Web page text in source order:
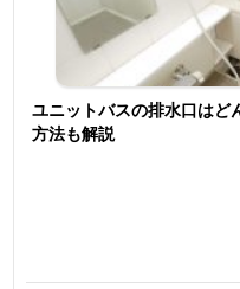
ユニットバスの排水口はど
方法も解説